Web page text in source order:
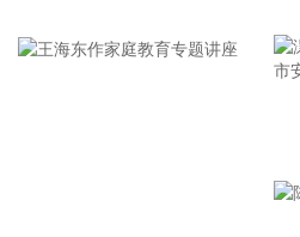
海、浙江大部将有大到暴雨，其中
暴雨，局地日降雨量将达到400毫
8月8日，记者从上海轮渡获悉，因
豚”影响，截至13时58分，上海轮
市